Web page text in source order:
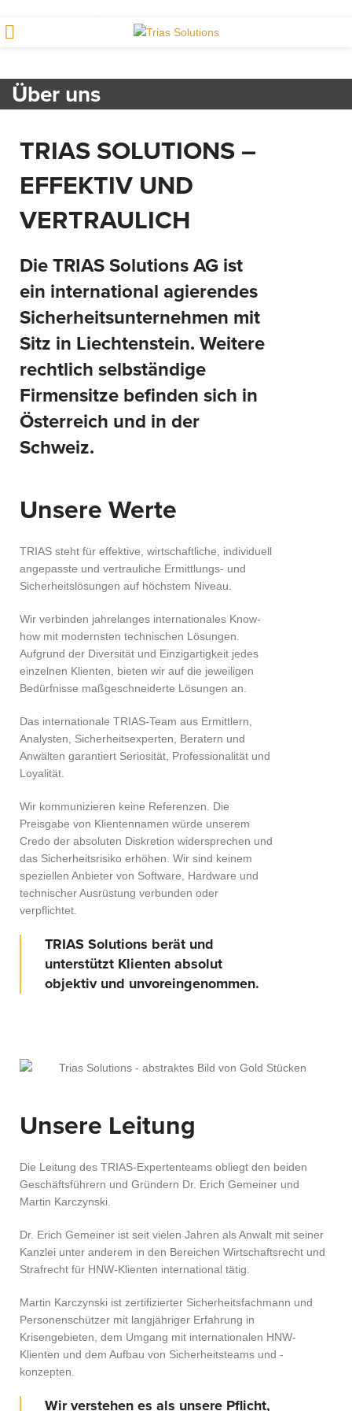
Über uns
TRIAS SOLUTIONS –
EFFEKTIV UND
VERTRAULICH
Die TRIAS Solutions AG ist
ein international agierendes
Sicherheitsunternehmen mit
Sitz in Liechtenstein. Weitere
rechtlich selbständige
Firmensitze befinden sich in
Österreich und in der
Schweiz.
Unsere Werte
TRIAS steht für effektive, wirtschaftliche, individuell
angepasste und vertrauliche Ermittlungs- und
Sicherheitslösungen auf höchstem Niveau.
Wir verbinden jahrelanges internationales Know-
how mit modernsten technischen Lösungen.
Aufgrund der Diversität und Einzigartigkeit jedes
einzelnen Klienten, bieten wir auf die jeweiligen
Bedürfnisse maßgeschneiderte Lösungen an.
Das internationale TRIAS-Team aus Ermittlern,
Analysten, Sicherheitsexperten, Beratern und
Anwälten garantiert Seriosität, Professionalität und
Loyalität.
Wir kommunizieren keine Referenzen. Die
Preisgabe von Klientennamen würde unserem
Credo der absoluten Diskretion widersprechen und
das Sicherheitsrisiko erhöhen. Wir sind keinem
speziellen Anbieter von Software, Hardware und
technischer Ausrüstung verbunden oder
verpflichtet.
TRIAS Solutions berät und
unterstützt Klienten absolut
objektiv und unvoreingenommen.
Unsere Leitung
Die Leitung des TRIAS-Expertenteams obliegt den beiden
Geschäftsführern und Gründern Dr. Erich Gemeiner und
Martin Karczynski.
Dr. Erich Gemeiner ist seit vielen Jahren als Anwalt mit seiner
Kanzlei unter anderem in den Bereichen Wirtschaftsrecht und
Strafrecht für HNW-Klienten international tätig.
Martin Karczynski ist zertifizierter Sicherheitsfachmann und
Personenschützer mit langjähriger Erfahrung in
Krisengebieten, dem Umgang mit internationalen HNW-
Klienten und dem Aufbau von Sicherheitsteams und -
konzepten.
Wir verstehen es als unsere Pflicht,